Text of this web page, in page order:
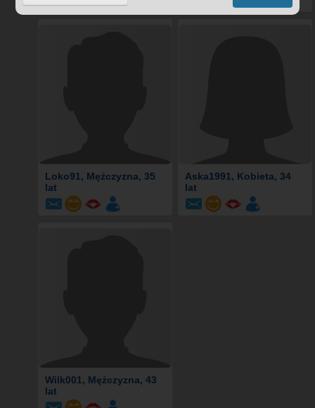
Loko91, Mężczyzna, 35
lat
Aska1991, Kobieta, 34
lat
Wilk001, Mężczyzna, 43
lat